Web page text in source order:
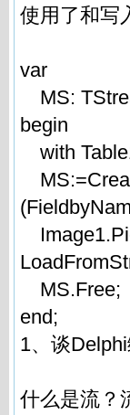
使用了和写
var
MS:
begin
with
MS.Free;
end;
1、谈Delphi
什么是流？